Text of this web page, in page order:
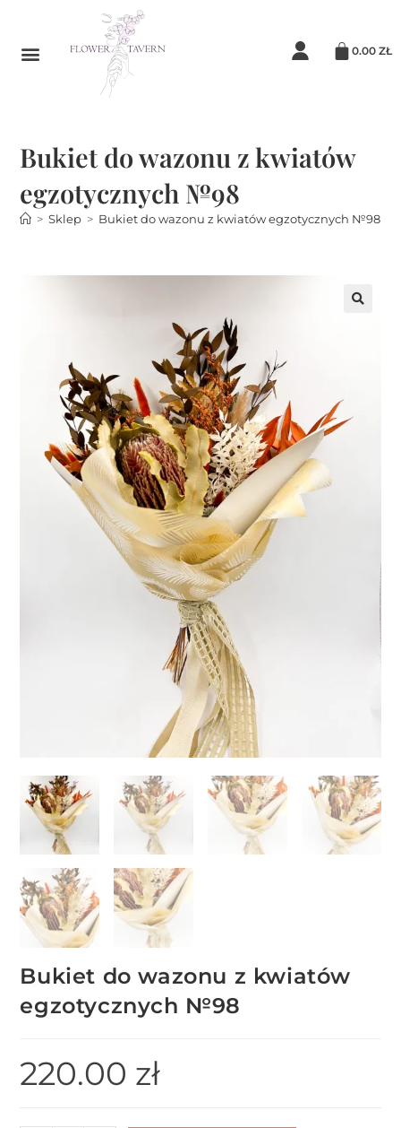
0.00 ZŁ
Bukiet do wazonu z kwiatów
egzotycznych №98
> Sklep > Bukiet do wazonu z kwiatów egzotycznych №98
Bukiet do wazonu z kwiatów
egzotycznych №98
220.00 zł